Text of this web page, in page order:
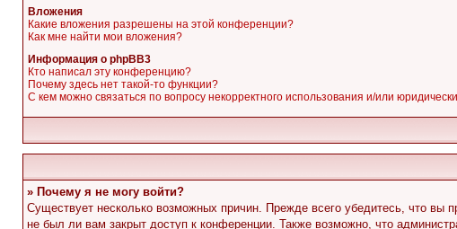
Вложения
Какие вложения разрешены на этой конференции?
Как мне найти мои вложения?
Информация о phpBB3
Кто написал эту конференцию?
Почему здесь нет такой-то функции?
С кем можно связаться по вопросу некорректного использования и/или
» Почему я не могу войти?
Существует несколько возможных причин. Прежде всего убедитесь, что вы
не был ли вам закрыт доступ к конференции. Также возможно, что